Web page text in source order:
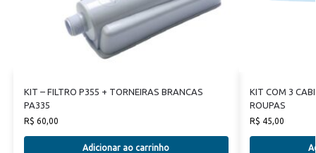
KIT – FILTRO P355 + TORNEIRAS BRANCAS
PA335
R$ 60,00
Adicionar ao carrinho
KIT COM 3
ROUPAS
R$ 45,00